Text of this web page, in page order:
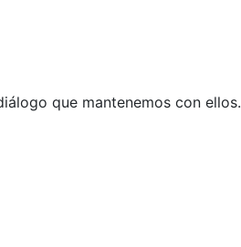
que mantenemos con ellos.